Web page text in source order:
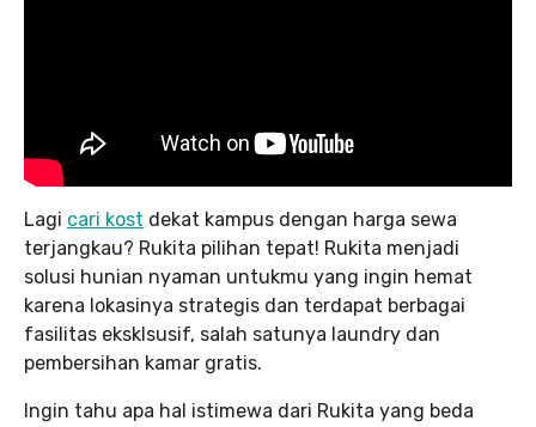
Lagi cari kost dekat kampus dengan harga sewa
terjangkau? Rukita pilihan tepat! Rukita menjadi
solusi hunian nyaman untukmu yang ingin hemat
karena lokasinya strategis dan terdapat berbagai
fasilitas eksklsusif, salah satunya laundry dan
pembersihan kamar gratis.
Ingin tahu apa hal istimewa dari Rukita yang beda